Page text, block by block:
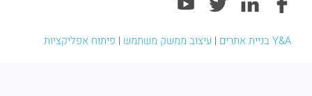
Y&A בניית אתרים | עיצוב ממשק משתמש | פיתוח אפליקציות